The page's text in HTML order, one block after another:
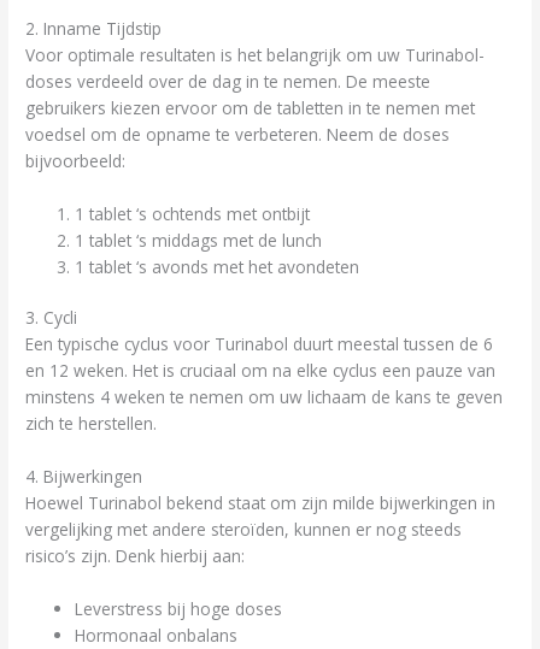
2. Inname Tijdstip
Voor optimale resultaten is het belangrijk om uw Turinabol-
doses verdeeld over de dag in te nemen. De meeste
gebruikers kiezen ervoor om de tabletten in te nemen met
voedsel om de opname te verbeteren. Neem de doses
bijvoorbeeld:
1 tablet ‘s ochtends met ontbijt
1 tablet ‘s middags met de lunch
1 tablet ‘s avonds met het avondeten
3. Cycli
Een typische cyclus voor Turinabol duurt meestal tussen de 6
en 12 weken. Het is cruciaal om na elke cyclus een pauze van
minstens 4 weken te nemen om uw lichaam de kans te geven
zich te herstellen.
4. Bijwerkingen
Hoewel Turinabol bekend staat om zijn milde bijwerkingen in
vergelijking met andere steroïden, kunnen er nog steeds
risico’s zijn. Denk hierbij aan:
Leverstress bij hoge doses
Hormonaal onbalans